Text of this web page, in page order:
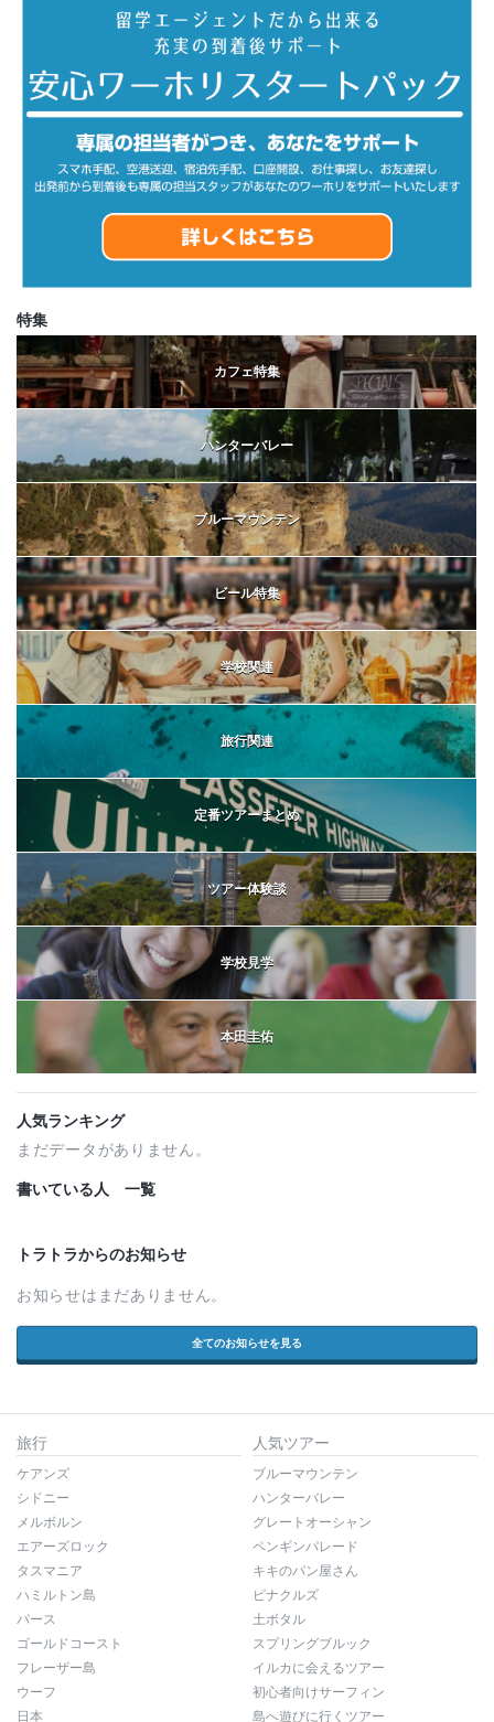
特集
カフェ特集
ハンターバレー
ブルーマウンテン
ビール特集
学校関連
旅行関連
定番ツアーまとめ
ツアー体験談
学校見学
本田圭佑
人気ランキング
まだデータがありません。
書いている人 一覧
トラトラからのお知らせ
お知らせはまだありません。
全てのお知らせを見る
旅行
ケアンズ
シドニー
メルボルン
エアーズロック
タスマニア
ハミルトン島
パース
ゴールドコースト
フレーザー島
ウーフ
日本
人気ツアー
ブルーマウンテン
ハンターバレー
グレートオーシャン
ペンギンパレード
キキのパン屋さん
ピナクルズ
土ボタル
スプリングブルック
イルカに会えるツアー
初心者向けサーフィン
島へ遊びに行くツアー